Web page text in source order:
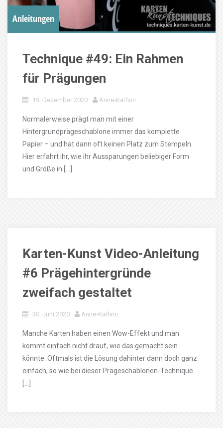
Anleitungen
Technique #49: Ein Rahmen
für Prägungen
19. Dezember 2020 Anne-Kathrin
Normalerweise prägt man mit einer
Hintergrundprägeschablone immer das komplette
Papier – und hat dann oft keinen Platz zum Stempeln.
Hier erfahrt ihr, wie ihr Aussparungen beliebiger Form
und Größe in […]
Karten-Kunst Video-Anleitung
#6 Prägehintergründe
zweifach gestaltet
30. Juni 2020 Anne-Kathrin
Manche Karten haben einen Wow-Effekt und man
kommt einfach nicht drauf, wie das gemacht sein
könnte. Oftmals ist die Lösung dahinter dann doch ganz
einfach, so wie bei dieser Prägeschablonen-Technique.
[…]